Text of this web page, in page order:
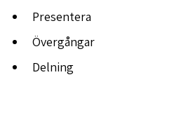
Presentera
Övergångar
Delning